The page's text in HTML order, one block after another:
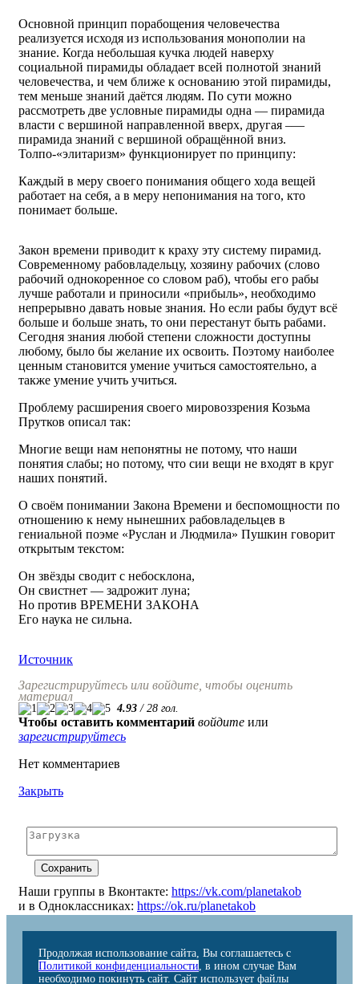
Основной принцип порабощения человечества
реализуется исходя из использования монополии на
знание. Когда небольшая кучка людей наверху
социальной пирамиды обладает всей полнотой знаний
человечества, и чем ближе к основанию этой пирамиды,
тем меньше знаний даётся людям. По сути можно
рассмотреть две условные пирамиды одна — пирамида
власти с вершиной направленной вверх, другая –—
пирамида знаний с вершиной обращённой вниз.
Толпо-«элитаризм» функционирует по принципу:
Каждый в меру своего понимания общего хода вещей
работает на себя, а в меру непонимания на того, кто
понимает больше.
Закон времени приводит к краху эту систему пирамид.
Современному рабовладельцу, хозяину рабочих (слово
рабочий однокоренное со словом раб), чтобы его рабы
лучше работали и приносили «прибыль», необходимо
непрерывно давать новые знания. Но если рабы будут всё
больше и больше знать, то они перестанут быть рабами.
Сегодня знания любой степени сложности доступны
любому, было бы желание их освоить. Поэтому наиболее
ценным становится умение учиться самостоятельно, а
также умение учить учиться.
Проблему расширения своего мировоззрения Козьма
Прутков описал так:
Многие вещи нам непонятны не потому, что наши
понятия слабы; но потому, что сии вещи не входят в круг
наших понятий.
О своём понимании Закона Времени и беспомощности по
отношению к нему нынешних рабовладельцев в
гениальной поэме «Руслан и Людмила» Пушкин говорит
открытым текстом:
Он звёзды сводит с небосклона,
Он свистнет — задрожит луна;
Но против ВРЕМЕНИ ЗАКОНА
Его наука не сильна.
Источник
Зарегистрируйтесь или войдите, чтобы оценить
материал
4.93 / 28 гол.
Чтобы оставить комментарий войдите или
зарегистрируйтесь
Нет комментариев
Закрыть
Наши группы в Вконтакте: https://vk.com/planetakob
и в Одноклассниках: https://ok.ru/planetakob
Продолжая использование сайта, Вы соглашаетесь с
Политикой конфиденциальности, в ином случае Вам
необходимо покинуть сайт. Сайт использует файлы